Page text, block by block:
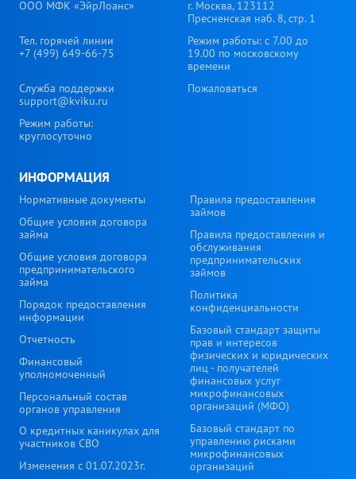
ООО МФК «ЭйрЛоанс»
г. Москва, 123112
Пресненская наб. 8, стр. 1
Тел. горячей линии
+7 (499) 649-66-75
Режим работы: с 7.00 до
19.00 по московскому
времени
Служба поддержки
support@kviku.ru
Пожаловаться
Режим работы:
круглосуточно
ИНФОРМАЦИЯ
Нормативные документы
Общие условия договора
займа
Общие условия договора
предпринимательского
займа
Порядок предоставления
информации
Отчетность
Финансовый
уполномоченный
Персональный состав
органов управления
О кредитных каникулах для
участников СВО
Изменения с 01.07.2023г.
Правила предоставления
займов
Правила предоставления и
обслуживания
предпринимательских
займов
Политика
конфиденциальности
Базовый стандарт защиты
прав и интересов
физических и юридических
лиц - получателей
финансовых услуг
микрофинансовых
организаций (МФО)
Базовый стандарт по
управлению рисками
микрофинансовых
организаций